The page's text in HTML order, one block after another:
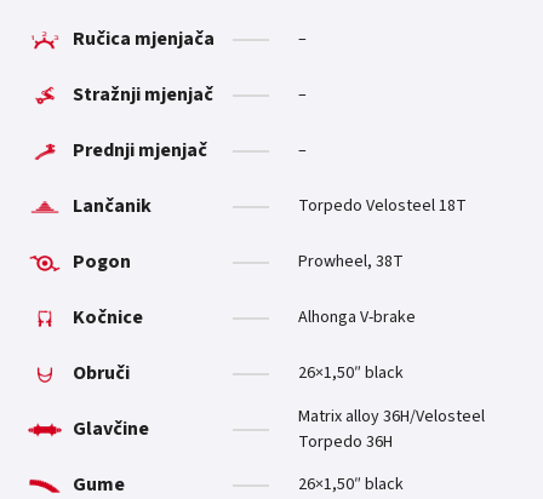
Ručica mjenjača –
Stražnji mjenjač –
Prednji mjenjač –
Lančanik Torpedo Velosteel 18T
Pogon Prowheel, 38T
Kočnice Alhonga V-brake
Obruči 26×1,50″ black
Glavčine
Matrix alloy 36H/Velosteel
Torpedo 36H
Gume 26×1,50″ black